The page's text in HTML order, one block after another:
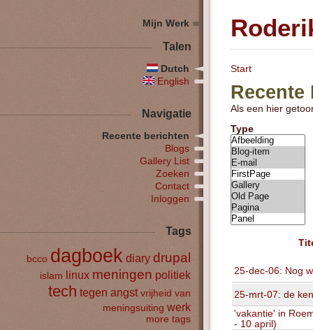
Start
Recente
Als een hier
Type
25-dec-06: Nog
25-mrt-07: de
'vakantie' in
- 10 april)
Mijn Werk
Talen
Dutch
English
Navigatie
Recente berichten
Blogs
Gallery List
Zoeken
Contact
Inloggen
Tags
bcco dagboek diary drupal
islam linux meningen politiek
tech tegen angst vrijheid van
meningsuiting werk
more tags